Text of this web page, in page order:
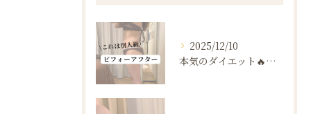
2025/12/10
本気のダイエット🔥🔥🔥